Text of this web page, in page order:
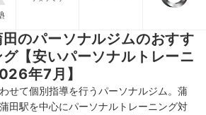
田のパーソナルジムのおすす
【安いパーソナルトレーニ
年7月】
せて個別指導を行うパーソナルジム。蒲
田駅を中心にパーソナルトレーニング対